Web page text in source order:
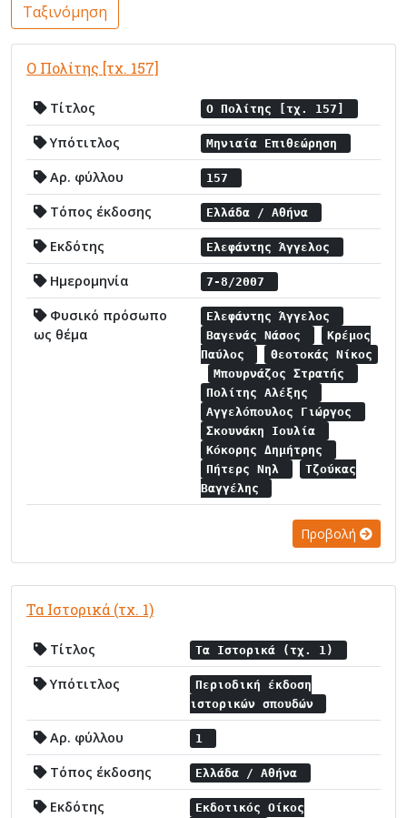
Ταξινόμηση
Ο Πολίτης [τχ. 157]
Τίτλος Ο Πολίτης [τχ. 157]
Υπότιτλος Μηνιαία Επιθεώρηση
Αρ. φύλλου 157
Τόπος έκδοσης Ελλάδα / Αθήνα
Εκδότης Ελεφάντης Άγγελος
Ημερομηνία 7-8/2007
Φυσικό πρόσωπο
ως θέμα
Ελεφάντης Άγγελος
Βαγενάς Νάσος
Κρέμος
Παύλος
Θεοτοκάς Νίκος
Μπουρνάζος Στρατής
Πολίτης Αλέξης
Αγγελόπουλος Γιώργος
Σκουνάκη Ιουλία
Κόκορης Δημήτρης
Πήτερς Νηλ
Τζούκας
Βαγγέλης
Προβολή
Τα Ιστορικά (τχ. 1)
Τίτλος Τα Ιστορικά (τχ. 1)
Υπότιτλος
Περιοδική έκδοση
ιστορικών σπουδών
Αρ. φύλλου 1
Τόπος έκδοσης Ελλάδα / Αθήνα
Εκδότης
Εκδοτικός Οίκος